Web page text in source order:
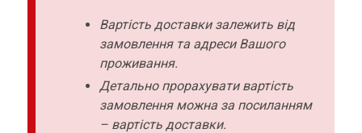
Вартість доставки залежить від
замовлення та адреси Вашого
проживання.
Детально прорахувати вартість
замовлення можна за посиланням
– вартість доставки.